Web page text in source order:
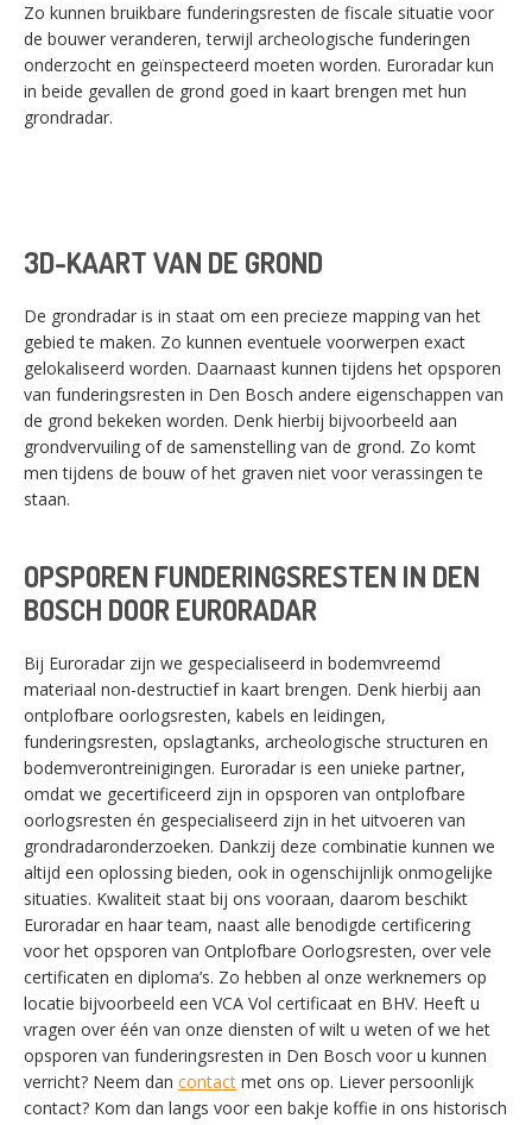
Zo kunnen bruikbare funderingsresten de fiscale situatie voor
de bouwer veranderen, terwijl archeologische funderingen
onderzocht en geïnspecteerd moeten worden. Euroradar kun
in beide gevallen de grond goed in kaart brengen met hun
grondradar.
3D-KAART VAN DE GROND
De grondradar is in staat om een precieze mapping van het
gebied te maken. Zo kunnen eventuele voorwerpen exact
gelokaliseerd worden. Daarnaast kunnen tijdens het opsporen
van funderingsresten in Den Bosch andere eigenschappen van
de grond bekeken worden. Denk hierbij bijvoorbeeld aan
grondvervuiling of de samenstelling van de grond. Zo komt
men tijdens de bouw of het graven niet voor verassingen te
staan.
OPSPOREN FUNDERINGSRESTEN IN DEN
BOSCH DOOR EURORADAR
Bij Euroradar zijn we gespecialiseerd in bodemvreemd
materiaal non-destructief in kaart brengen. Denk hierbij aan
ontplofbare oorlogsresten, kabels en leidingen,
funderingsresten, opslagtanks, archeologische structuren en
bodemverontreinigingen. Euroradar is een unieke partner,
omdat we gecertificeerd zijn in opsporen van ontplofbare
oorlogsresten én gespecialiseerd zijn in het uitvoeren van
grondradaronderzoeken. Dankzij deze combinatie kunnen we
altijd een oplossing bieden, ook in ogenschijnlijk onmogelijke
situaties. Kwaliteit staat bij ons vooraan, daarom beschikt
Euroradar en haar team, naast alle benodigde certificering
voor het opsporen van Ontplofbare Oorlogsresten, over vele
certificaten en diploma’s. Zo hebben al onze werknemers op
locatie bijvoorbeeld een VCA Vol certificaat en BHV. Heeft u
vragen over één van onze diensten of wilt u weten of we het
opsporen van funderingsresten in Den Bosch voor u kunnen
verricht? Neem dan contact met ons op. Liever persoonlijk
contact? Kom dan langs voor een bakje koffie in ons historisch
SWITCH THE LANGUAGE